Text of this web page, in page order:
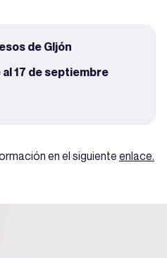
de GIjón
17 de septiembre
en el siguiente enlace.